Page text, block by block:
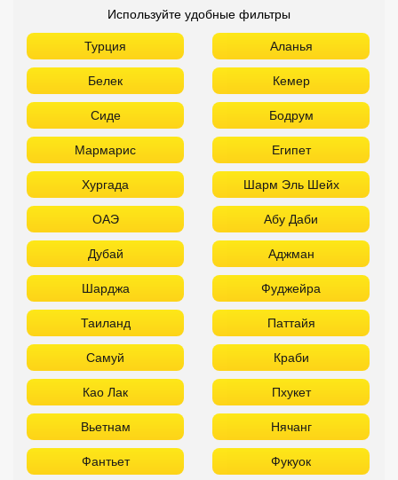
Используйте удобные фильтры
Турция Аланья
Белек Кемер
Сиде Бодрум
Мармарис Египет
Хургада Шарм Эль Шейх
ОАЭ Абу Даби
Дубай Аджман
Шарджа Фуджейра
Таиланд Паттайя
Самуй Краби
Као Лак Пхукет
Вьетнам Нячанг
Фантьет Фукуок